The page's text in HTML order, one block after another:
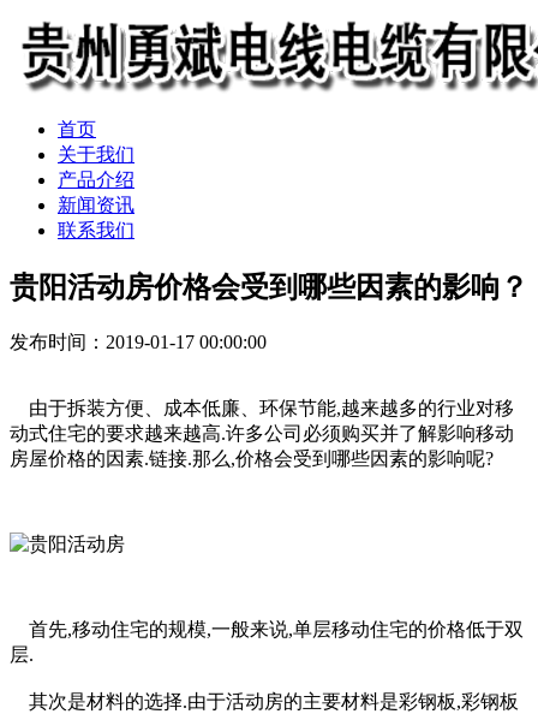
首页
关于我们
产品介绍
新闻资讯
联系我们
贵阳活动房价格会受到哪些因素的影响？
发布时间：2019-01-17 00:00:00
由于拆装方便、成本低廉、环保节能,越来越多的行业对移
动式住宅的要求越来越高.许多公司必须购买并了解影响移动
房屋价格的因素.链接.那么,价格会受到哪些因素的影响呢?
首先,移动住宅的规模,一般来说,单层移动住宅的价格低于双
层.
其次是材料的选择.由于活动房的主要材料是彩钢板,彩钢板